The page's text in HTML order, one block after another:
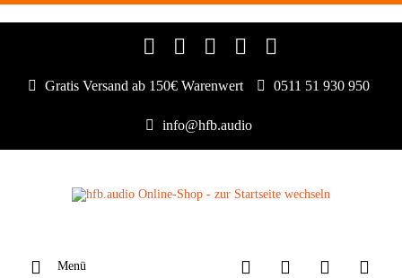
Gratis Versand ab 150€ Warenwert 0511 51 930 950
info@hfb.audio
Menü